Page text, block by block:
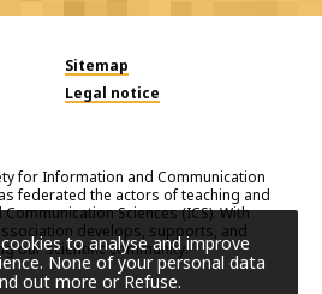
Sitemap
Legal notice
for Information and Communication
federated the actors of teaching and
Sciences (ICS). With
develops, supports, and
our scientific community.
to analyse and improve
None of your personal data
out more or Refuse.